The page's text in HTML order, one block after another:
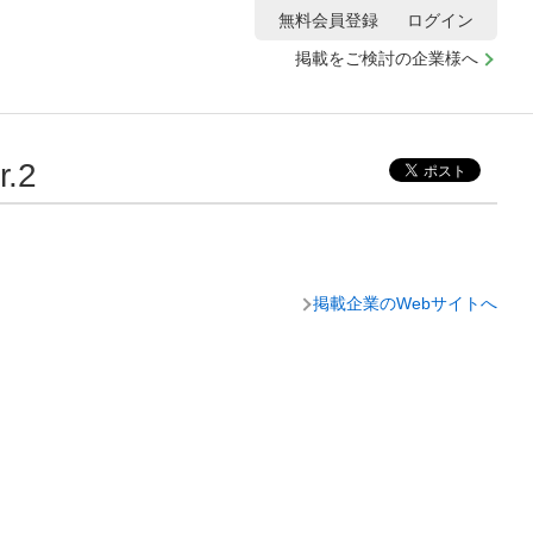
掲載をご検討の企業様へ
無料会員登録 ログイン
掲載企業のWebサイトへ